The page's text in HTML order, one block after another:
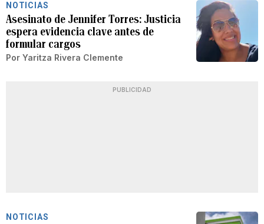
NOTICIAS
Asesinato de Jennifer Torres: Justicia
espera evidencia clave antes de
formular cargos
Por Yaritza Rivera Clemente
PUBLICIDAD
NOTICIAS